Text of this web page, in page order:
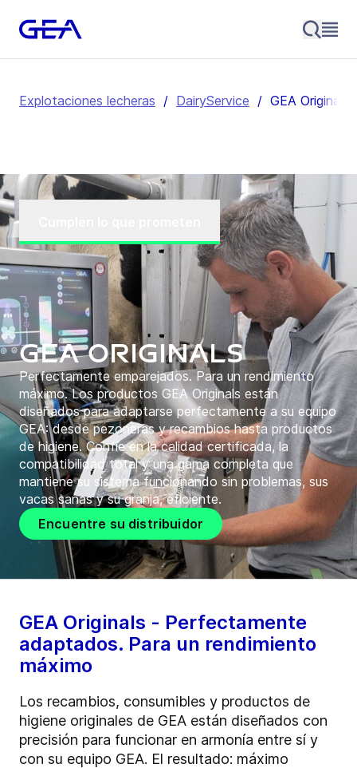
Explotaciones lecheras / DairyService / GEA Originals
GEA Originals
Perfectamente emparejados. Para un rendimiento
máximo. Los productos GEA Originals están
diseñados para adaptarse perfectamente a su equipo
GEA: desde pezoneras y recambios hasta productos
de higiene. Confíe en la calidad certificada, la
compatibilidad total y una gama completa que
mantiene su sistema funcionando sin problemas, sus
vacas sanas y su granja, eficiente.
Encuentre su distribuidor
GEA Originals - Perfectamente
adaptados. Para un rendimiento
máximo
Los recambios, consumibles y productos de
higiene originales de GEA están diseñados con
precisión para funcionar en armonía entre sí y
con su equipo GEA. El resultado: máximo